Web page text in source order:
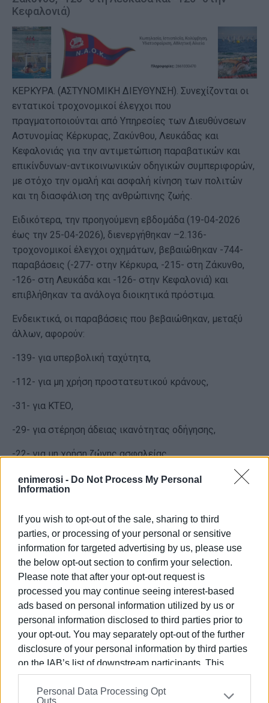
enimerosi - Do Not Process My Personal
Information
If you wish to opt-out of the sale, sharing to third
parties, or processing of your personal or sensitive
information for targeted advertising by us, please use
the below opt-out section to confirm your selection.
Please note that after your opt-out request is
processed you may continue seeing interest-based
ads based on personal information utilized by us or
personal information disclosed to third parties prior to
your opt-out. You may separately opt-out of the further
disclosure of your personal information by third parties
on the IAB’s list of downstream participants. This
information may also be disclosed by us to third parties
on theIAB’s List of Downstream Participants
that may
Personal Data Processing Opt
Outs
Κεφαλονιά)
ΚΕΡΚΥΡΑ. (ΑΣΤΥΝΟΜΙΚΗ ΔΙΕΥΘΥΝΣΗ). Συνεχίζονται οι
εντατικοί τροχονομικοί έλεγχοι που
πραγματοποιούνται από Υπηρεσίες των Διευθύνσεων
Αστυνομίας Κέρκυρας, Ζακύνθου, Λευκάδας και
Κεφαλονιάς για την αντιμετώπιση παραβατικών και
επικίνδυνων-αντικοινωνικών οδηγικών συμπεριφορών,
με στόχο την ομαλή και ασφαλή κίνηση των πολιτών
και τη διασφάλιση της ανθρώπινης ζωής.
Ειδικότερα, την προηγούμενη εβδομάδα (19-04-2026
έως την 25-04-2026), διενεργήθηκαν –2.136-
τροχονομικοί έλεγχοι οχημάτων, βεβαιώθηκαν -744-
παραβάσεις (-277- στην Κέρκυρα, -215- στη Ζάκυνθο,
-126- στη Λευκάδα και -126- στην Κεφαλονιά) και
επιβλήθηκαν τα ανάλογα διοικητικά πρόστιμα.
Ενδεικτικά, οι παραβάσεις που βεβαιώθηκαν, μεταξύ
άλλων, αφορούν:
-139- για υπερβολική ταχύτητα,
-112- για μη χρήση προστατευτικού κράνους,
-31- για ΚΤΕΟ,
-29- για στέρηση άδειας ικανότητας οδήγησης,
-22- για μη χρήση ζώνης ασφαλείας,
-12- για ασφαλιστήριο συμβόλαιο
-10- για οδήγηση υπό την επήρεια μέθης,
-9- για κίνηση στο αντίθετο ρεύμα κυκλοφορίας,
–3– για παραβίαση σηματοδότη και
-367- άλλες παραβάσεις.
Οι έλεγχοι θα είναι συνεχείς με σκοπό τη μείωση των
τροχαίων ατυχημάτων και τη βελτίωση της ποιότητας
ζωής των πολιτών.
ΦΩΤΟ@caranddriver.gr